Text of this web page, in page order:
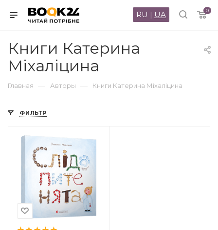
0
RU | UA
Книги Катерина
Міхаліцина
Главная — Авторы — Книги Катерина Міхаліцина
ФИЛЬТР